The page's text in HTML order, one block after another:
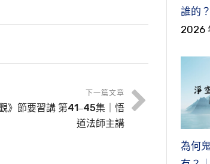
下一篇文章
》節要習講 第41‒45集｜悟
道法師主講
誰的
2026
為何